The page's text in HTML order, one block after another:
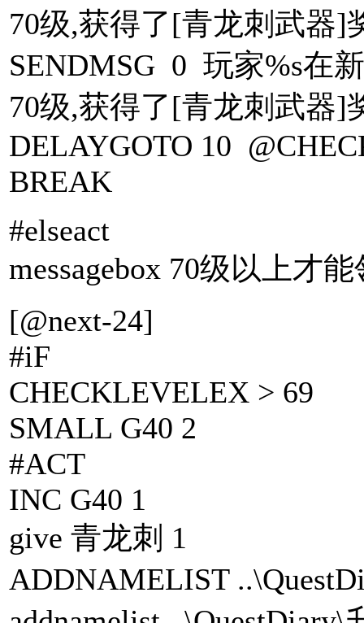
70级,获得了[青龙刺武器]
SENDMSG 0 玩家%s在
70级,获得了[青龙刺武器]
DELAYGOTO 10
BREAK
#elseact
messagebox 70级以上才
[@next-24]
#iF
CHECKLEVELEX > 69
SMALL G40 2
#ACT
INC G40 1
give 青龙刺 1
ADDNAMELIST